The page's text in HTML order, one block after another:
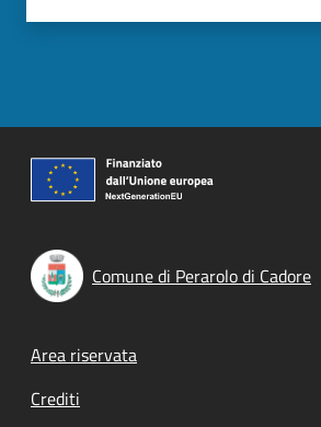
Comune di Perarolo di Cadore
Footer menu
Area riservata
Crediti